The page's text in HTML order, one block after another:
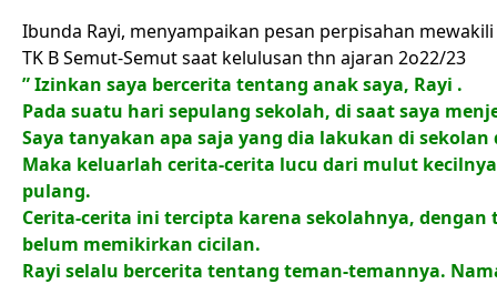
Ibunda Rayi, menyampaikan pesan perpisahan
TK B Semut-Semut saat kelulusan thn ajaran 2o22/23
” Izinkan saya bercerita tentang anak saya, Rayi .
Pada suatu hari sepulang sekolah, di saat saya
Saya tanyakan apa saja yang dia lakukan di
Maka keluarlah cerita-cerita lucu dari mulut
pulang.
Cerita-cerita ini tercipta karena sekolahnya,
belum memikirkan cicilan.
Rayi selalu bercerita tentang teman-temannya.